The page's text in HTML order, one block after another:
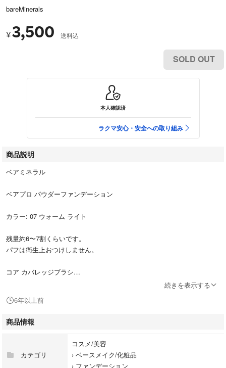
bareMinerals
¥3,500 送料込
SOLD OUT
本人確認済
ラクマ安心・安全への取り組み
商品説明
ベアミネラル
ベアプロ パウダーファンデーション
カラー: 07 ウォーム ライト
残量約6〜7割くらいです。
パフは衛生上おつけしません。
コア カバレッジブラシ
肌を解放する素肌感ファンデーション。立体感と素肌感の引き立つ、グラ
マラス ヌード肌へ。グラマラスなヌード肌を極めるパウダ―ファンデー
定価: ファンデーション ¥4640
続きを表示する
6年以上前
商品情報
カテゴリ
コスメ/美容
› ベースメイク/化粧品
› ファンデーション